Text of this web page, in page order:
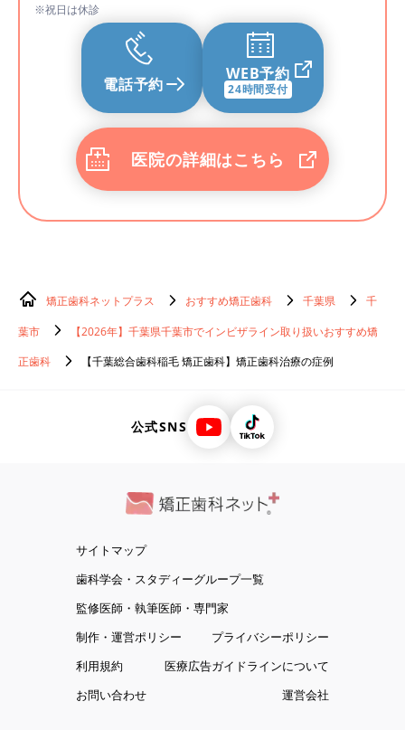
※祝日は休診
電話予約
WEB予約
24時間受付
医院の詳細はこちら
矯正歯科ネットプラス おすすめ矯正歯科 千葉県
千
葉市
【2026年】千葉県千葉市でインビザライン取り扱いおすすめ矯
正歯科
【千葉総合歯科稲毛 矯正歯科】矯正歯科治療の症例
公式SNS
サイトマップ
歯科学会・スタディーグループ一覧
監修医師・執筆医師・専門家
制作・運営ポリシー
プライバシーポリシー
利用規約
医療広告ガイドラインについて
お問い合わせ
運営会社